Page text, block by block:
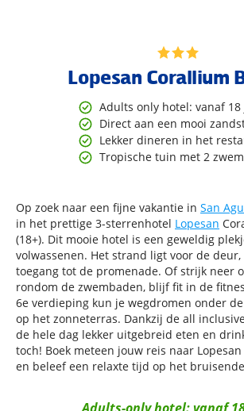
Lopesan Corallium
Adults only hotel: vanaf 18
Direct aan een mooi
Lekker dineren in het
Tropische tuin met 2
Op zoek naar een fijne vakantie in San
in het prettige 3-sterrenhotel Lopesan
(18+). Dit mooie hotel is een geweldig
volwassenen. Het strand ligt voor de
toegang tot de promenade. Of strijk neer
rondom de zwembaden, blijf fit in de
6e verdieping kun je wegdromen onder
op het zonneterras. Dankzij de all
de hele dag lekker uitgebreid eten en
toch! Boek meteen jouw reis naar
en beleef een relaxte tijd op het